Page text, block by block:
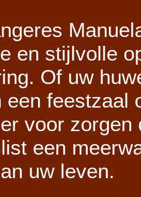
en stijlvolle
Of uw
een feestzaal
voor zorgen
een
uw leven.